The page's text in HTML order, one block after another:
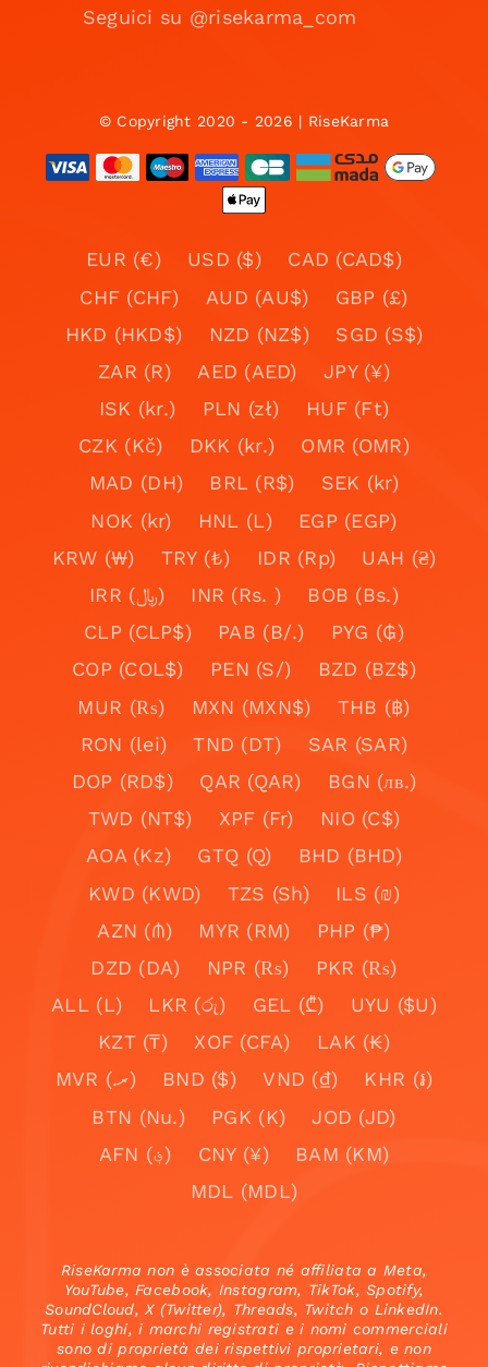
Seguici su @risekarma_com
© Copyright 2020 - 2026 | RiseKarma
EUR (€) USD ($)
CAD (CAD$)
CHF (CHF)
AUD (AU$)
GBP (£)
HKD (HKD$)
NZD (NZ$)
SGD (S$)
ZAR (R)
AED (AED)
JPY (¥)
ISK (kr.)
PLN (zł)
HUF (Ft)
CZK (Kč)
DKK (kr.)
OMR (OMR)
MAD (DH)
BRL (R$)
SEK (kr)
NOK (kr)
HNL (L)
EGP (EGP)
KRW (₩)
TRY (₺) IDR (Rp)
UAH (₴)
IRR (﷼)
INR (Rs. )
BOB (Bs.)
CLP (CLP$)
PAB (B/.)
PYG (₲)
COP (COL$)
PEN (S/)
BZD (BZ$)
MUR (₨)
MXN (MXN$)
THB (฿)
RON (lei)
TND (DT)
SAR (SAR)
DOP (RD$)
QAR (QAR)
BGN (лв.)
TWD (NT$)
XPF (Fr)
NIO (C$)
AOA (Kz)
GTQ (Q)
BHD (BHD)
KWD (KWD)
TZS (Sh)
ILS (₪)
AZN (₼)
MYR (RM)
PHP (₱)
DZD (DA)
NPR (₨)
PKR (₨)
ALL (L)
LKR (රු) GEL (₾)
UYU ($U)
KZT (₸)
XOF (CFA)
LAK (₭)
MVR (.ރ)
BND ($) VND (₫)
KHR (៛)
BTN (Nu.)
PGK (K)
JOD (JD)
AFN (؋)
CNY (¥)
BAM (KM)
MDL (MDL)
RiseKarma non è associata né affiliata a Meta,
YouTube, Facebook, Instagram, TikTok, Spotify,
SoundCloud, X (Twitter), Threads, Twitch o LinkedIn.
Tutti i loghi, i marchi registrati e i nomi commerciali
sono di proprietà dei rispettivi proprietari, e non